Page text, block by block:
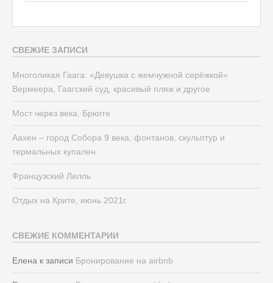
СВЕЖИЕ ЗАПИСИ
Многоликая Гаага: «Девушка с жемчужной серёжкой»
Вермеера, Гаагский суд, красивый пляж и другое
Мост через века. Брюгге
Аахен – город Собора 9 века, фонтанов, скульптур и
термальных купален
Французский Лилль
Отдых на Крите, июнь 2021г.
СВЕЖИЕ КОММЕНТАРИИ
Елена к записи Бронирование на airbnb